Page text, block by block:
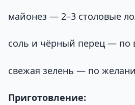
майонез — 2–3 столовые
соль и чёрный перец — по
свежая зелень — по
Приготовление: